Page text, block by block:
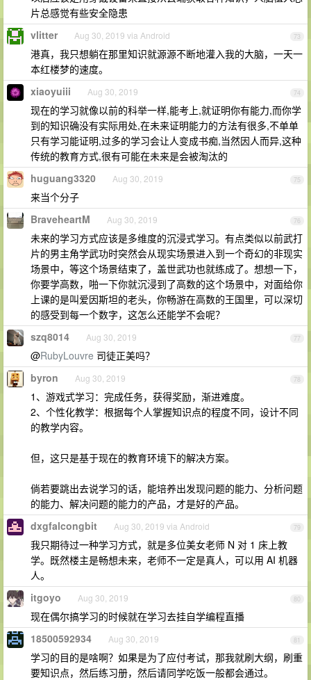
片总感觉有些安全隐患
73
vlitter Aug 30, 2019 via Android
港真，我只想躺在那里知识就源源不断地灌入我的大脑，一天一
本红楼梦的速度。
74
xiaoyuiii Aug 30, 2019
现在的学习就像以前的科举一样,能考上,就证明你有能力,而你学
到的知识确没有实际用处,在未来证明能力的方法有很多,不单单
只有学习能证明,过多的学习会让人变成书痴,当然因人而异,这种
传统的教育方式,很有可能在未来是会被淘汰的
75
huguang3320 Aug 30, 2019
来当个分子
76
BraveheartM Aug 30, 2019
未来的学习方式应该是多维度的沉浸式学习。有点类似以前武打
片的男主角学武功时突然会从现实场景进入到一个奇幻的非现实
场景中，等这个场景结束了，盖世武功也就练成了。想想一下，
你要学高数，啪一下你就沉浸到了高数的这个场景中，对面给你
上课的是叫爱因斯坦的老头，你畅游在高数的王国里，可以深切
的感受到每一个数字，这怎么还能学不会呢？
77
szq8014 Aug 30, 2019
@RubyLouvre 司徒正美吗？
78
byron Aug 30, 2019
1、游戏式学习：完成任务，获得奖励，渐进难度。
2、个性化教学：根据每个人掌握知识点的程度不同，设计不同
的教学内容。
但，这只是基于现在的教育环境下的解决方案。
倘若要跳出去说学习的话，能培养出发现问题的能力、分析问题
的能力、解决问题的能力的产品，才是好的产品。
79
dxgfalcongbit Aug 30, 2019 via Android
我只期待过一种学习方式，就是多位美女老师 N 对 1 床上教
学。既然楼主是畅想未来，老师不一定是真人，可以用 AI 机器
人。
80
itgoyo Aug 30, 2019
现在偶尔搞学习的时候就在学习去挂自学编程直播
81
18500592934 Aug 30, 2019
学习的目的是啥啊？如果是为了应付考试，那我就刷大纲，刷重
要知识点，然后练习册，然后请同学吃饭一般都会通过。